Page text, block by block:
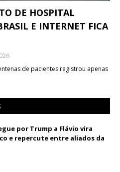
DE HOSPITAL
E INTERNET FICA
de pacientes registrou apenas
por Trump a Flávio vira
e repercute entre aliados da